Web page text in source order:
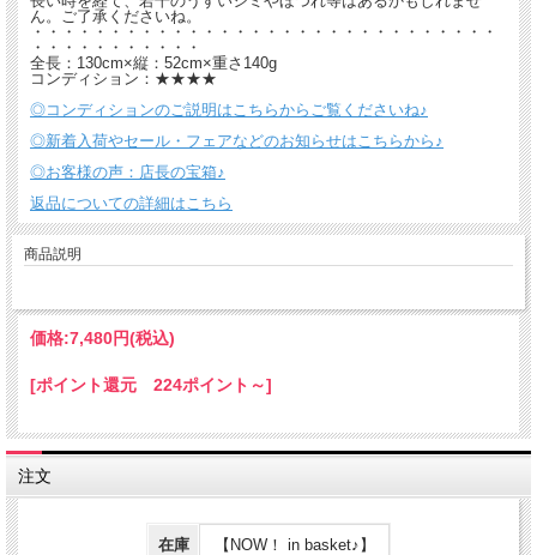
ん。ご了承くださいね。
・・・・・・・・・・・・・・・・・・・・・・・・・・・・・・
・・・・・・・・・・・
全長：130cm×縦：52cm×重さ140g
コンディション：★★★★
◎コンディションのご説明はこちらからご覧くださいね♪
◎新着入荷やセール・フェアなどのお知らせはこちらから♪
◎お客様の声：店長の宝箱♪
返品についての詳細はこちら
商品説明
価格:7,480円(税込)
[ポイント還元 224ポイント～]
注文
在庫 【NOW！ in basket♪】